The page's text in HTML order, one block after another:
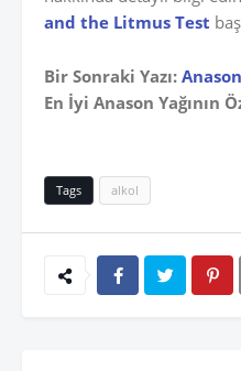
and the Litmus Test
Bir Sonraki Yazı:
En İyi Anason Yağının
Tags alkol